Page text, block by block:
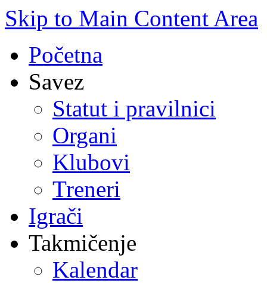
Skip to Main Content Area
Početna
Savez
Statut i pravilnici
Organi
Klubovi
Treneri
Igrači
Takmičenje
Kalendar